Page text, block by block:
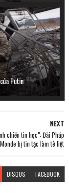
Putin
NEXT
chiến tin học": Đài Pháp
bị tin tặc làm tê liệt
DISQUS FACEBOOK